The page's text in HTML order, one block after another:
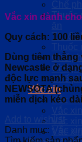
Chế
Thuốc
ăn
Thuốc
Thuốc
Chế
Chế
Chế
Vắc xin
Vắc
Vắc
Vắc
Vắc
Vắc xin dành
Quy cách: 100
Dùng tiêm
Newcastle ở
độc lực mạnh
NEWSOTA
miễn dịch kéo
Add to wishlist
Danh mục: Vắc xin